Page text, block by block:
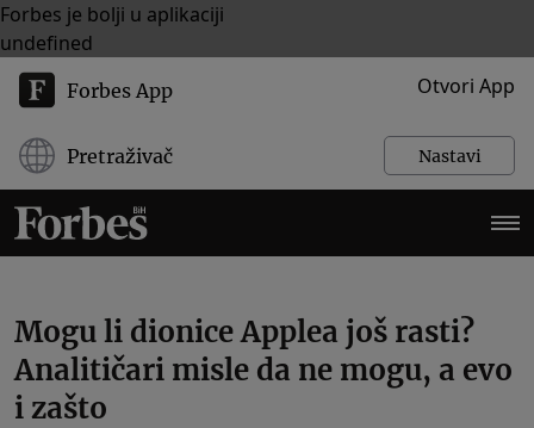
Forbes je bolji u aplikaciji
undefined
Forbes App Otvori App
Pretraživač Nastavi
Mogu li dionice Applea još rasti?
Analitičari misle da ne mogu, a evo
i zašto